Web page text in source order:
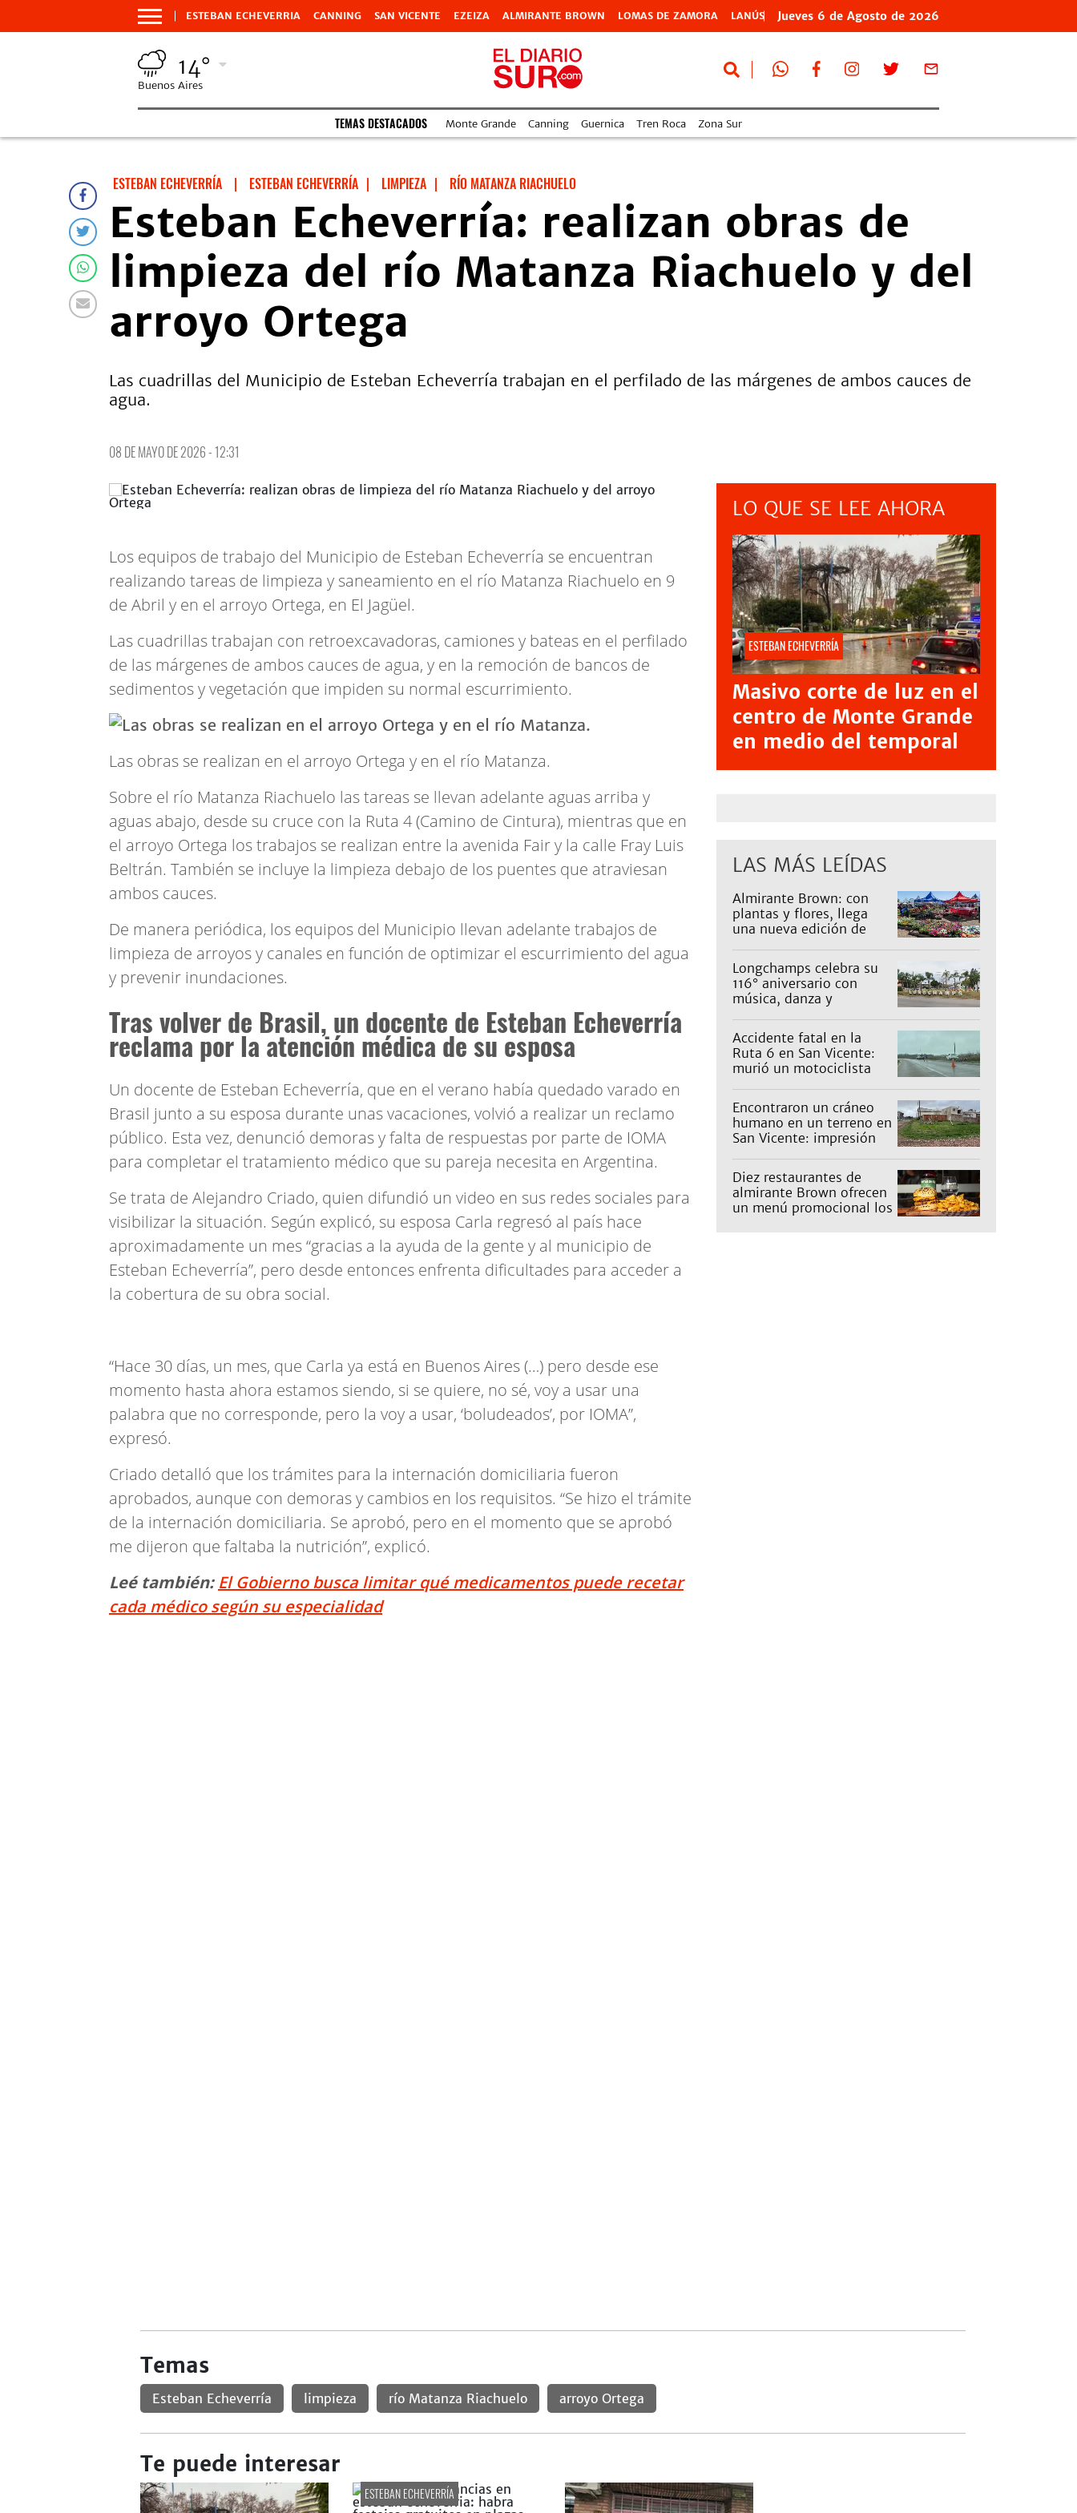
ESTEBAN ECHEVERRIA CANNING SAN VICENTE EZEIZA ALMIRANTE BROWN LOMAS DE ZAMORA LANÚS Jueves 6 de Agosto de 2026
14°
Buenos Aires
TEMAS DESTACADOS Monte Grande Canning Guernica Tren Roca Zona Sur
ESTEBAN ECHEVERRÍA | ESTEBAN ECHEVERRÍA | LIMPIEZA | RÍO MATANZA RIACHUELO
Esteban Echeverría: realizan obras de
limpieza del río Matanza Riachuelo y del
arroyo Ortega
Las cuadrillas del Municipio de Esteban Echeverría trabajan en el perfilado de las márgenes de ambos cauces de
agua.
08 DE MAYO DE 2026 - 12:31
Los equipos de trabajo del Municipio de Esteban Echeverría se encuentran
realizando tareas de limpieza y saneamiento en el río Matanza Riachuelo en 9
de Abril y en el arroyo Ortega, en El Jagüel.
Las cuadrillas trabajan con retroexcavadoras, camiones y bateas en el perfilado
de las márgenes de ambos cauces de agua, y en la remoción de bancos de
sedimentos y vegetación que impiden su normal escurrimiento.
Las obras se realizan en el arroyo Ortega y en el río Matanza.
Sobre el río Matanza Riachuelo las tareas se llevan adelante aguas arriba y
aguas abajo, desde su cruce con la Ruta 4 (Camino de Cintura), mientras que en
el arroyo Ortega los trabajos se realizan entre la avenida Fair y la calle Fray Luis
Beltrán. También se incluye la limpieza debajo de los puentes que atraviesan
ambos cauces.
De manera periódica, los equipos del Municipio llevan adelante trabajos de
limpieza de arroyos y canales en función de optimizar el escurrimiento del agua
y prevenir inundaciones.
Tras volver de Brasil, un docente de Esteban Echeverría
reclama por la atención médica de su esposa
Un docente de Esteban Echeverría, que en el verano había quedado varado en
Brasil junto a su esposa durante unas vacaciones, volvió a realizar un reclamo
público. Esta vez, denunció demoras y falta de respuestas por parte de IOMA
para completar el tratamiento médico que su pareja necesita en Argentina.
Se trata de Alejandro Criado, quien difundió un video en sus redes sociales para
visibilizar la situación. Según explicó, su esposa Carla regresó al país hace
aproximadamente un mes “gracias a la ayuda de la gente y al municipio de
Esteban Echeverría”, pero desde entonces enfrenta dificultades para acceder a
la cobertura de su obra social.
“Hace 30 días, un mes, que Carla ya está en Buenos Aires (…) pero desde ese
momento hasta ahora estamos siendo, si se quiere, no sé, voy a usar una
palabra que no corresponde, pero la voy a usar, ‘boludeados’, por IOMA”,
expresó.
Criado detalló que los trámites para la internación domiciliaria fueron
aprobados, aunque con demoras y cambios en los requisitos. “Se hizo el trámite
de la internación domiciliaria. Se aprobó, pero en el momento que se aprobó
me dijeron que faltaba la nutrición”, explicó.
Leé también: El Gobierno busca limitar qué medicamentos puede recetar
cada médico según su especialidad
LO QUE SE LEE AHORA
ESTEBAN ECHEVERRÍA
Masivo corte de luz en el
centro de Monte Grande
en medio del temporal
LAS MÁS LEÍDAS
Almirante Brown: con
plantas y flores, llega
una nueva edición de
Longchamps celebra su
116° aniversario con
música, danza y
familia
Accidente fatal en la
Ruta 6 en San Vicente:
murió un motociclista
Encontraron un cráneo
humano en un terreno en
San Vicente: impresión
Diez restaurantes de
almirante Brown ofrecen
un menú promocional los
Temas
Esteban Echeverría limpieza río Matanza Riachuelo arroyo Ortega
Te puede interesar
ESTEBAN ECHEVERRÍA